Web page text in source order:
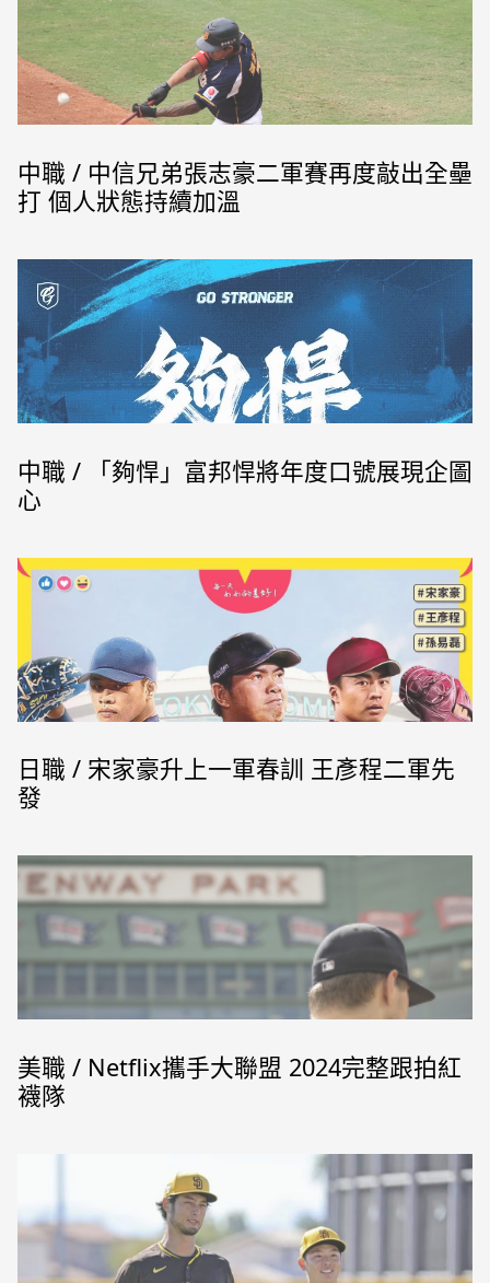
中職 / 中信兄弟張志豪二軍賽再度敲出全壘
打 個人狀態持續加溫
中職 / 「夠悍」富邦悍將年度口號展現企圖
心
日職 / 宋家豪升上一軍春訓 王彥程二軍先
發
美職 / Netflix攜手大聯盟 2024完整跟拍紅
襪隊